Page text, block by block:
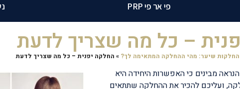
פי אר פי PRP
– כל מה שצריך לדעת
החלקות שיער: מהי ההחלקה המתאימה לך? » החלקה יפנית – כל מה שצריך לדעת
מבינים כי האפשרות היחידה היא
ועליכם להכיר את ההחלקה שתתאים